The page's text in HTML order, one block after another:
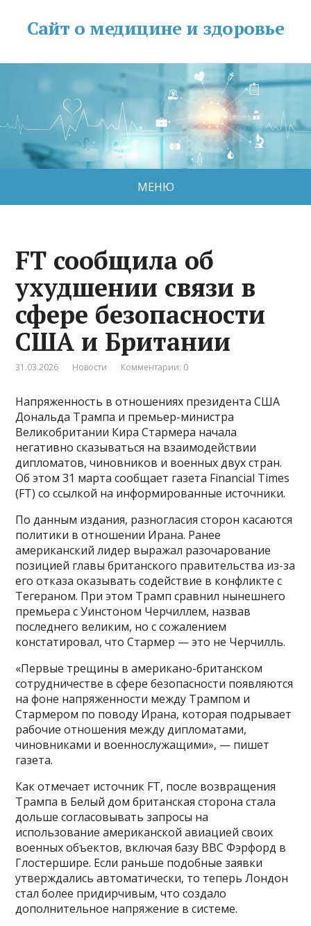
Сайт о медицине и здоровье
МЕНЮ
FT сообщила об
ухудшении связи в
сфере безопасности
США и Британии
31.03.2026 Новости Комментарии: 0
Напряженность в отношениях президента США
Дональда Трампа и премьер-министра
Великобритании Кира Стармера начала
негативно сказываться на взаимодействии
дипломатов, чиновников и военных двух стран.
Об этом 31 марта сообщает газета Financial Times
(FT) со ссылкой на информированные источники.
По данным издания, разногласия сторон касаются
политики в отношении Ирана. Ранее
американский лидер выражал разочарование
позицией главы британского правительства из-за
его отказа оказывать содействие в конфликте с
Тегераном. При этом Трамп сравнил нынешнего
премьера с Уинстоном Черчиллем, назвав
последнего великим, но с сожалением
констатировал, что Стармер — это не Черчилль.
«Первые трещины в американо-британском
сотрудничестве в сфере безопасности появляются
на фоне напряженности между Трампом и
Стармером по поводу Ирана, которая подрывает
рабочие отношения между дипломатами,
чиновниками и военнослужащими», — пишет
газета.
Как отмечает источник FT, после возвращения
Трампа в Белый дом британская сторона стала
дольше согласовывать запросы на
использование американской авиацией своих
военных объектов, включая базу ВВС Фэрфорд в
Глостершире. Если раньше подобные заявки
утверждались автоматически, то теперь Лондон
стал более придирчивым, что создало
дополнительное напряжение в системе.